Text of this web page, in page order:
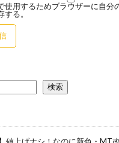
使用するためブラウザーに自分
る。
検索
値上げナシ！なのに新色・MT